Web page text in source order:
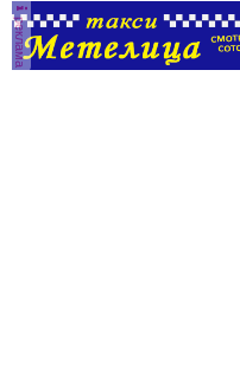
реклама